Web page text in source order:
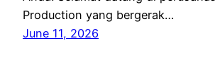
Production yang bergerak…
June 11, 2026